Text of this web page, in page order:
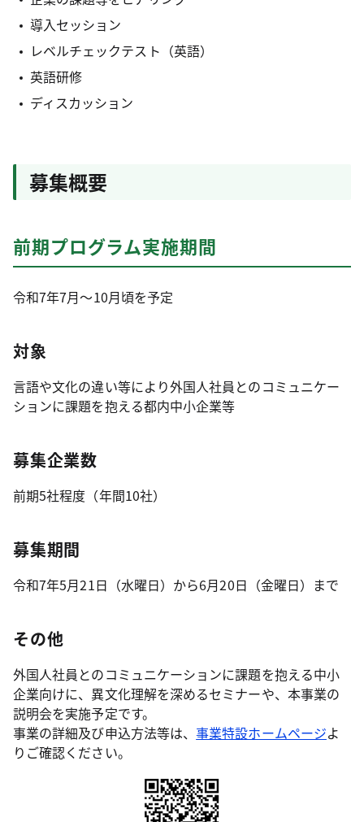
導入セッション
レベルチェックテスト（英語）
英語研修
ディスカッション
募集概要
前期プログラム実施期間
令和7年7月～10月頃を予定
対象
言語や文化の違い等により外国人社員とのコミュニケー
ションに課題を抱える都内中小企業等
募集企業数
前期5社程度（年間10社）
募集期間
令和7年5月21日（水曜日）から6月20日（金曜日）まで
その他
外国人社員とのコミュニケーションに課題を抱える中小
企業向けに、異文化理解を深めるセミナーや、本事業の
説明会を実施予定です。
事業の詳細及び申込方法等は、事業特設ホームページよ
りご確認ください。